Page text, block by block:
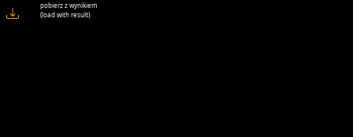
pobierz z wynikiem
(load with result)